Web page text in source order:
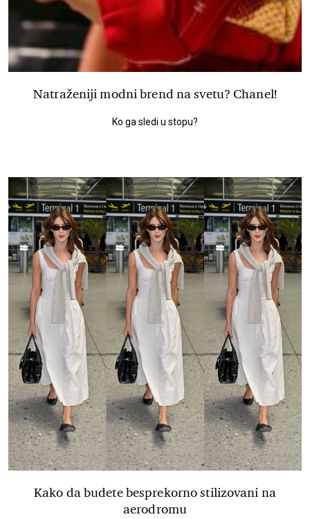
Natraženiji modni brend na svetu? Chanel!
Ko ga sledi u stopu?
Kako da budete besprekorno stilizovani na
aerodromu